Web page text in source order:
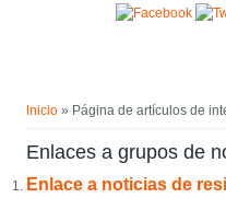
Pasar al contenido principal
Inicio » Página de artículos de
Enlaces a grupos de
Enlace a noticias de